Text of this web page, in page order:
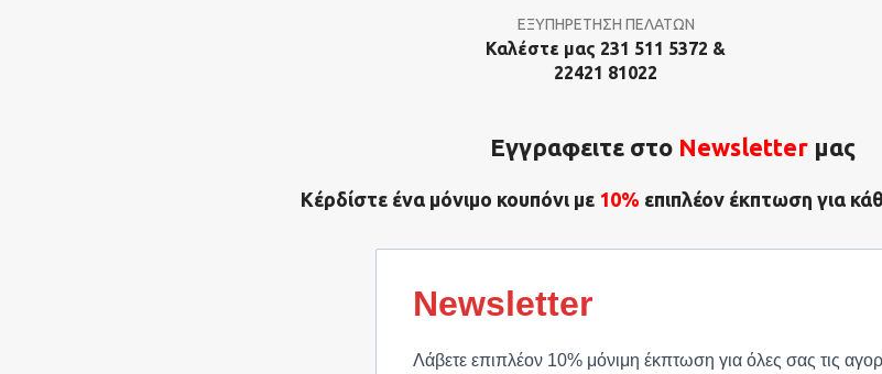
ΕΞΥΠΗΡΕΤΗΣΗ ΠΕΛΑΤΩΝ
Καλέστε μας 231 511 5372 &
22421 81022
Εγγραφειτε στο Νewsletter μας
Κέρδίστε ένα μόνιμο κουπόνι με 10% επιπλέον έκπτωση για
Newsletter
Λάβετε επιπλέον 10% μόνιμη έκπτωση για όλες σας τις